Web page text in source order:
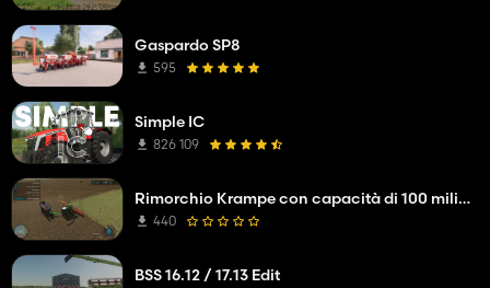
Gaspardo SP8
595
Simple IC
826 109
Rimorchio Krampe con capacità di 100 milioni di litri
440
BSS 16.12 / 17.13 Edit